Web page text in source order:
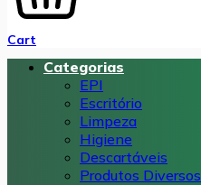
Cart
Categorias
EPI
Escritório
Limpeza
Higiene
Descartáveis
Produtos Diversos